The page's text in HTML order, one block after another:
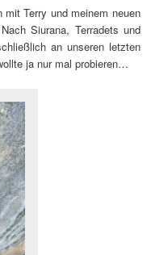
Terry und meinem neuen
Siurana, Terradets und
an unseren letzten
ja nur mal probieren…